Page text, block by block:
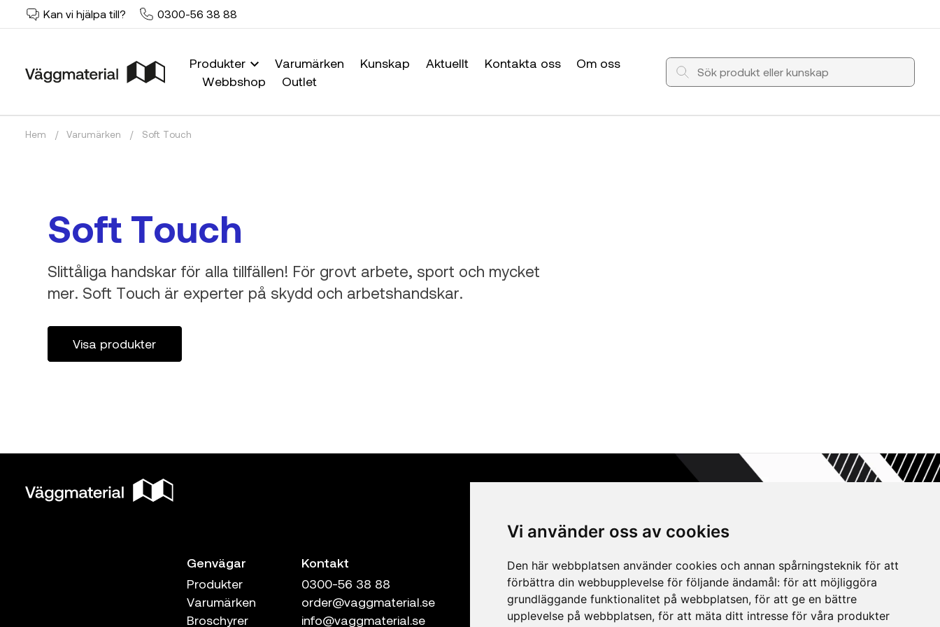
Vi använder oss av cookies
Den här webbplatsen använder cookies och annan spårningsteknik för att
förbättra din webbupplevelse för följande ändamål:för att möjliggöra
grundläggande funktionalitet på webbplatsen,för att ge en bättre
upplevelse på webbplatsen,för att mäta ditt intresse för våra produkter
Kan vi hjälpa till? 0300-56 38 88
Produkter Varumärken Kunskap Aktuellt Kontakta oss
Om oss
Webbshop
Outlet
Hem / Varumärken / Soft Touch
Soft Touch
Slittåliga handskar för alla tillfällen! För grovt arbete, sport och mycket
mer. Soft Touch är experter på skydd och arbetshandskar.
Visa produkter
Genvägar
Produkter
Varumärken
Broschyrer
Kontakt
0300-56 38 88
order@vaggmaterial.se
info@vaggmaterial.se
Följ oss